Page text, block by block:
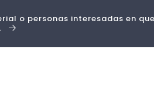
o personas interesadas en